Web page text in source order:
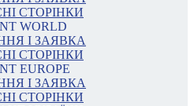
СТОРІНКИ
WORLD
І ЗАЯВКА
СТОРІНКИ
EUROPE
І ЗАЯВКА
СТОРІНКИ